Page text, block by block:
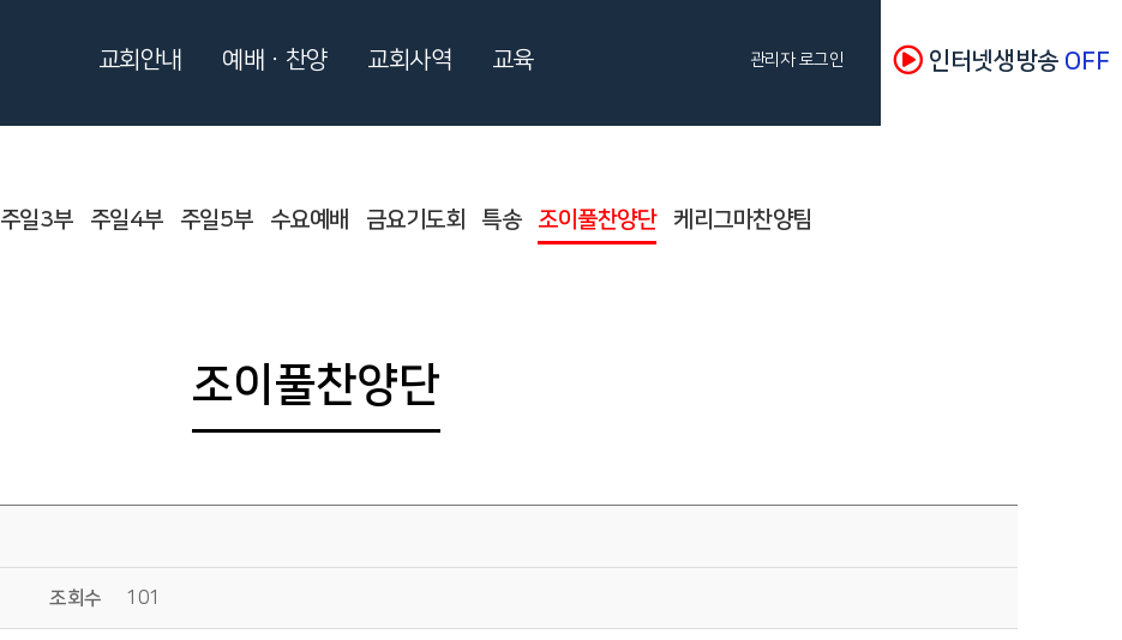
주일3부 주일4부 주일5부 수요예배 금요기도회 특송 조이풀찬양단 케리그마찬양팀
조이풀찬양단
조회수 101
교회안내 예배ㆍ찬양 교회사역 교육 관리자 로그인 인터넷생방송 OFF